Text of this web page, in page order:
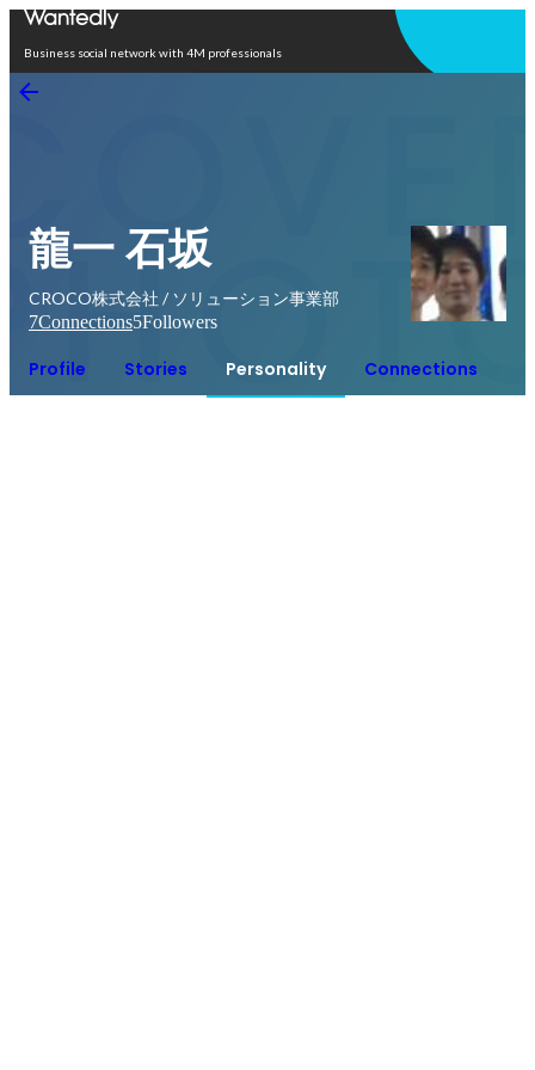
Business social network with 4M professionals
龍一 石坂
CROCO株式会社 / ソリューション事業部
7Connections5Followers
Profile Stories Personality Connections